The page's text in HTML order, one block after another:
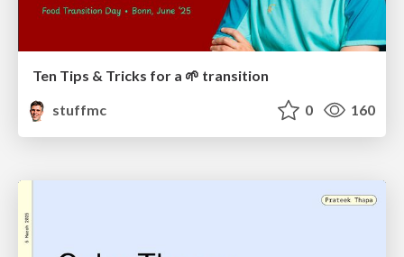
Ten Tips & Tricks for a 🌱 transition
stuffmc
0 160